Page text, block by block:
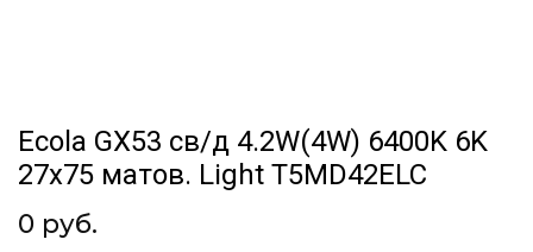
Ecola GX53 св/д 4.2W(4W) 6400K 6K
27x75 матов. Light T5MD42ELC
0 руб.